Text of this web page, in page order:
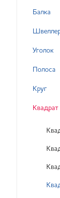
Балка
Уголок
Полоса
Круг
Квадрат